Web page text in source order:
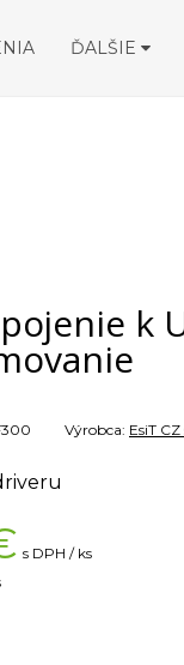
ĎALŠIE
k
Výrobca: EsiT CZ
s DPH / ks